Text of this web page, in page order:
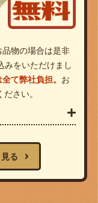
物の場合は是非
みをいただけまし
て弊社負担。 お
さい。
る